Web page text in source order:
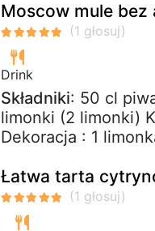
Moscow mule bez
Drink
Składniki: 50 cl
limonki (2 limonki)
Dekoracja : 1
Łatwa tarta